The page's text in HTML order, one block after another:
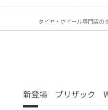
タイヤ・ホイール専門店の
新登場 ブリザック